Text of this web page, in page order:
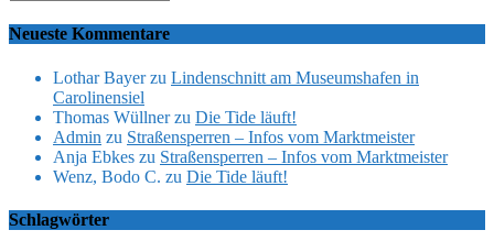
Neueste Kommentare
Lothar Bayerzu Lindenschnitt am Museumshafen in
Carolinensiel
Thomas Wüllnerzu Die Tide läuft!
Admin zu Straßensperren – Infos vom Marktmeister
Anja Ebkes zu Straßensperren – Infos vom Marktmeister
Wenz, Bodo C. zu Die Tide läuft!
Schlagwörter